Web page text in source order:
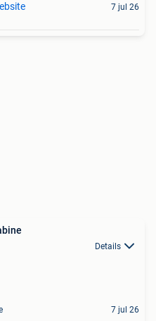
7 jul 26
Details
7 jul 26